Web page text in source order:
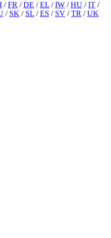
/FR /DE /EL /IW /HU /IT /
/ SK / SL /ES / SV /TR /UK